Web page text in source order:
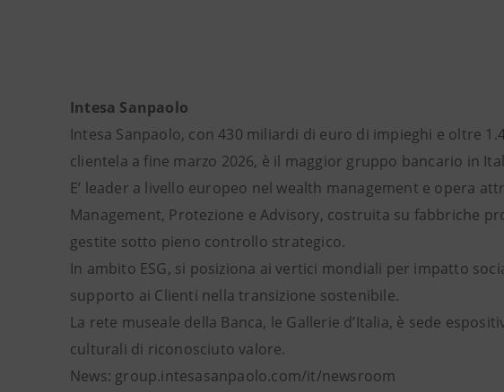
Intesa Sanpaolo
Intesa Sanpaolo, con 430 miliardi di euro di impieghi e oltre
clientela a fine marzo 2026, è il maggior gruppo bancario in
E’ leader a livello europeo nel wealth management e opera
Management, Protezione e Advisory, costruita su fabbriche
gestite sotto pieno controllo strategico.
In ambito ESG, si posiziona ai vertici mondiali per impatto
supporto ai Clienti nella transizione sostenibile.
La rete museale della Banca, le Gallerie d’Italia, è sede
culturali di riconosciuto valore.
News: group.intesasanpaolo.com/it/newsroom